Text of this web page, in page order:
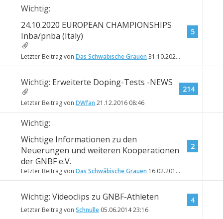
Wichtig:
24.10.2020 EUROPEAN CHAMPIONSHIPS
Inba/pnba (Italy)
Letzter Beitrag von Das Schwäbische Grauen 31.10.2020
5
Wichtig: Erweiterte Doping-Tests -NEWS
Letzter Beitrag von DWfan 21.12.2016 08:46
214
Wichtig:
Wichtige Informationen zu den
Neuerungen und weiteren Kooperationen
der GNBF e.V.
Letzter Beitrag von Das Schwäbische Grauen 16.02.2015
2
Wichtig: Videoclips zu GNBF-Athleten
Letzter Beitrag von Schnulle 05.06.201423:16
4